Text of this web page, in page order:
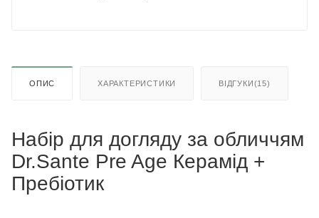
ОПИС ХАРАКТЕРИСТИКИ ВІДГУКИ(15)
Набір для догляду за обличчям
Dr.Sante Pre Age Керамід +
Пребіотик